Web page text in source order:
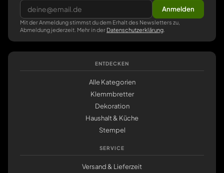
Anmelden
Mit der Anmeldung stimmst du dem Erhalt des Newsletters zu,
Abmeldung jederzeit. Mehr in der Datenschutzerklärung
ENTDECKEN
Alle Kategorien
Klemmbretter
Dekoration
Haushalt & Küche
Stempel
SERVICE
Versand & Lieferzeit